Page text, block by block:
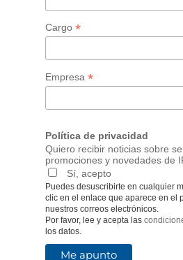
Cargo *
Empresa *
Política de privacidad
Quiero recibir noticias sobre
promociones y novedades de
Sí, acepto
Puedes desuscribirte en cualquier
clic en el enlace que aparece en el
nuestros correos electrónicos.
Por favor, lee y acepta las
los datos.